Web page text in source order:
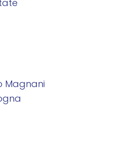
Magnani